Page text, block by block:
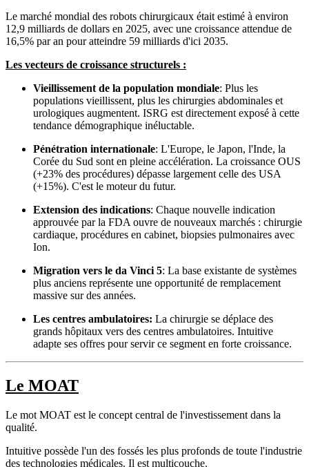
Le marché mondial des robots chirurgicaux était estimé à environ
12,9 milliards de dollars en 2025, avec une croissance attendue de
16,5% par an pour atteindre 59 milliards d'ici 2035.
Les vecteurs de croissance structurels :
Vieillissement de la population mondiale: Plus les
populations vieillissent, plus les chirurgies abdominales et
urologiques augmentent. ISRG est directement exposé à cette
tendance démographique inéluctable.
Pénétration internationale: L'Europe, le Japon, l'Inde, la
Corée du Sud sont en pleine accélération. La croissance OUS
(+23% des procédures) dépasse largement celle des USA
(+15%). C'est le moteur du futur.
Extension des indications: Chaque nouvelle indication
approuvée par la FDA ouvre de nouveaux marchés : chirurgie
cardiaque, procédures en cabinet, biopsies pulmonaires avec
Ion.
Migration vers le da Vinci 5: La base existante de systèmes
plus anciens représente une opportunité de remplacement
massive sur des années.
Les centres ambulatoires: La chirurgie se déplace des
grands hôpitaux vers des centres ambulatoires. Intuitive
adapte ses offres pour servir ce segment en forte croissance.
Le MOAT
Le mot MOAT est le concept central de l'investissement dans la
qualité.
Intuitive possède l'un des fossés les plus profonds de toute l'industrie
des technologies médicales. Il est multicouche.